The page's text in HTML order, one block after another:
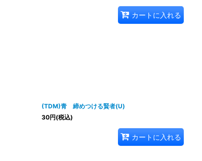
カートに入れる
(TDM)青 締めつける賢者(U)
30円(税込)
カートに入れる